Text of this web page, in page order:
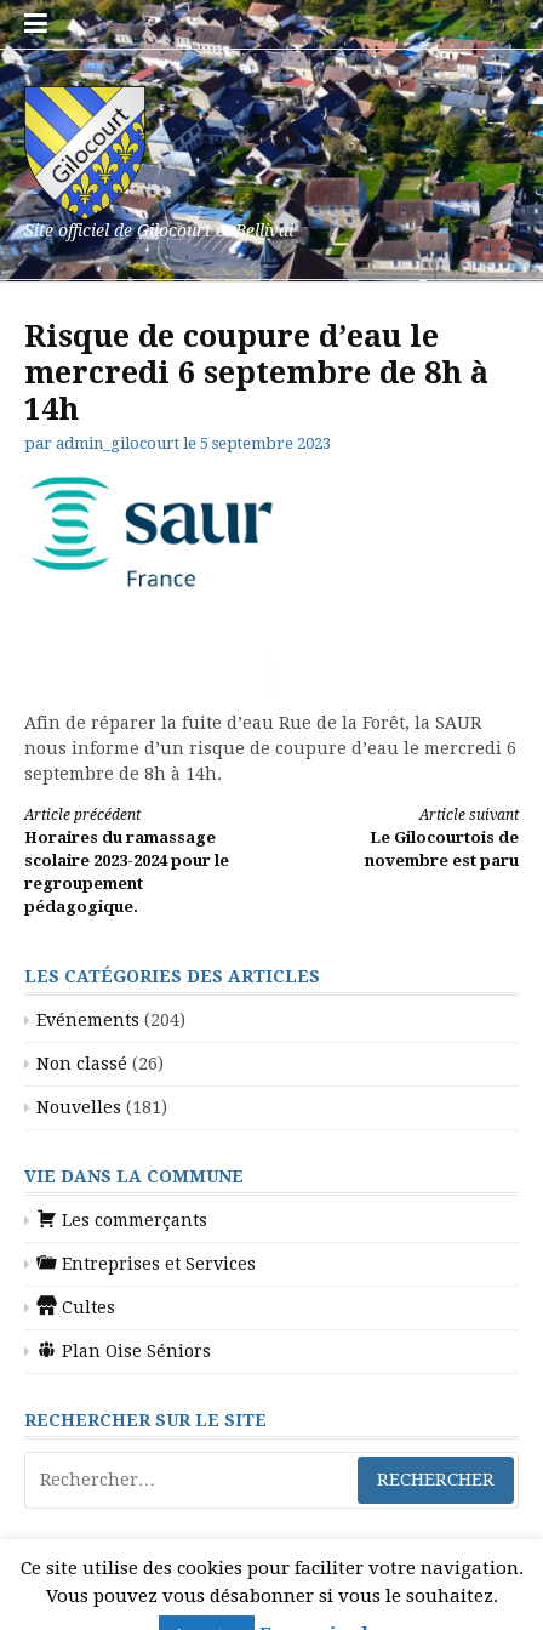
Aller
au
contenu
Site officiel de Gilocourt et Bellival
Risque de coupure d’eau le
mercredi 6 septembre de 8h à
14h
par admin_gilocourt le 5 septembre 2023
Afin de réparer la fuite d’eau Rue de la Forêt, la SAUR
nous informe d’un risque de coupure d’eau le mercredi 6
septembre de 8h à 14h.
Lire
la
suite
Article précédent
Horaires du ramassage
scolaire 2023-2024 pour le
regroupement
pédagogique.
Article suivant
Le Gilocourtois de
novembre est paru
LES CATÉGORIES DES ARTICLES
Evénements (204)
Non classé (26)
Nouvelles (181)
VIE DANS LA COMMUNE
Les commerçants
Entreprises et Services
Cultes
Plan Oise Séniors
RECHERCHER SUR LE SITE
Copyright © 2026 Gilocourt. Tous droits réservés.
Ce site utilise des cookies pour faciliter votre navigation.
Vous pouvez vous désabonner si vous le souhaitez.